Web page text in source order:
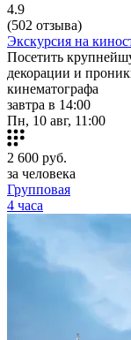
4.9
(502 отзыва)
Экскурсия на
Посетить
декорации и
кинематографа
завтра в 14:00
Пн, 10 авг, 11:00
2 600 руб.
за человека
Групповая
4 часа